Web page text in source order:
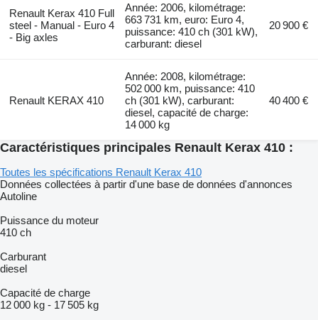
Renault Kerax 410 Full
steel - Manual - Euro 4
- Big axles
Année: 2006, kilométrage:
663 731 km, euro: Euro 4,
puissance: 410 ch (301 kW),
carburant: diesel
20 900 €
Renault KERAX 410
Année: 2008, kilométrage:
502 000 km, puissance: 410
ch (301 kW), carburant:
diesel, capacité de charge:
14 000 kg
40 400 €
Caractéristiques principales Renault Kerax 410 :
Toutes les spécifications Renault Kerax 410
Données collectées à partir d'une base de données d'annonces
Autoline
Puissance du moteur
410 ch
Carburant
diesel
Capacité de charge
12 000 kg - 17 505 kg